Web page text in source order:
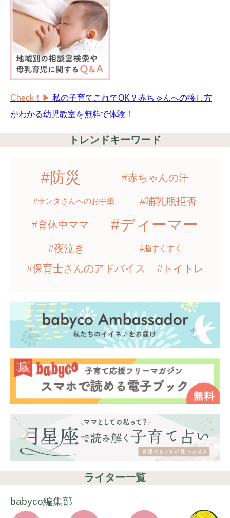
Check！▶︎ 私の子育てこれでOK？赤ちゃんへの接し方
がわかる幼児教室を無料で体験！
トレンドキーワード
#防災 #赤ちゃんの汗
#サンタさんへのお手紙 #哺乳瓶拒否
#育休中ママ #ディーマー
#夜泣き #脳すくすく
#保育士さんのアドバイス #トイトレ
ライター一覧
babyco編集部